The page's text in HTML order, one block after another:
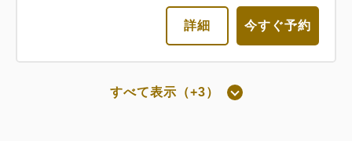
税・サービス料込
108,878円
詳細
詳細 今すぐ予約
すべて表示（+3）